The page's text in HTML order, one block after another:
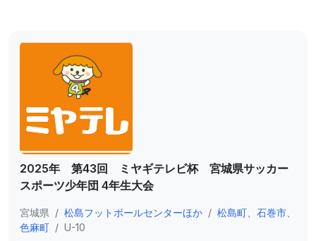
2025年 第43回 ミヤギテレビ杯 宮城県サッカー
スポーツ少年団 4年生大会
宮城県 / 松島フットボールセンターほか / 松島町、石巻市、
色麻町 / U-10